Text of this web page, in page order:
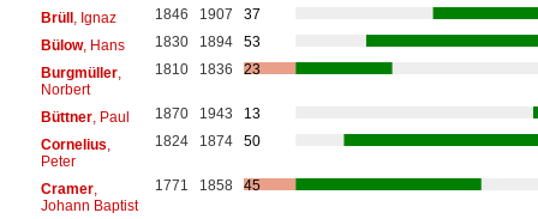
Brüll, Ignaz 1846 1907
37
Bülow, Hans 1830 1894
53
Burgmüller,
Norbert
1810 1836 23
Büttner, Paul 1870 1943
13
Cornelius
Peter
1824 1874 50
Cramer,
Johann Baptist
1771 1858 45